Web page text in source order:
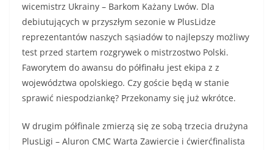
wicemistrz Ukrainy – Barkom Każany Lwów. Dla
debiutujących w przyszłym sezonie w PlusLidze
reprezentantów naszych sąsiadów to najlepszy możliwy
test przed startem rozgrywek o mistrzostwo Polski.
Faworytem do awansu do półfinału jest ekipa z z
województwa opolskiego. Czy goście będą w stanie
sprawić niespodziankę? Przekonamy się już wkrótce.
W drugim półfinale zmierzą się ze sobą trzecia drużyna
PlusLigi – Aluron CMC Warta Zawiercie i ćwierćfinalista